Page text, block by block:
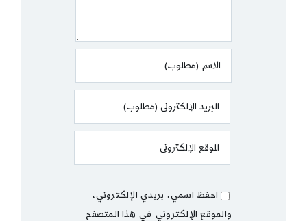
احفظ اسمي، بريدي الإلكتروني،
والموقع الإلكتروني في هذا المتصفح